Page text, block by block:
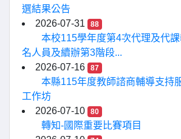
選結果公告
2026-07-31
88
本校115學年度第4次代理及代
名人員及續辦第3階段...
2026-07-16
87
本縣115年度教師諮商輔導支持
工作坊
2026-07-10
80
轉知-國際重要比賽項目